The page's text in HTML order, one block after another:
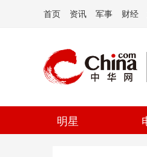
首页 资讯 军事 财经
明星